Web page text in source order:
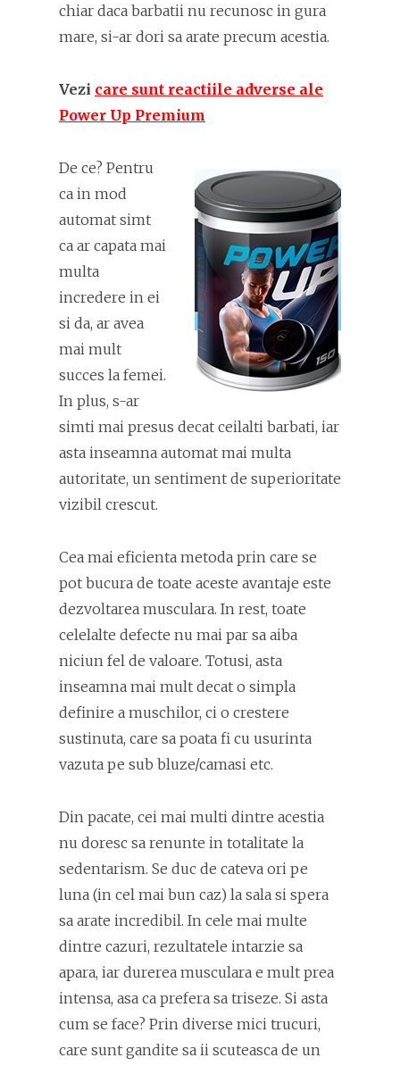
chiar daca barbatii nu recunosc in gura
mare, si-ar dori sa arate precum acestia.
Vezi care sunt reactiile adverse ale
Power Up Premium
De ce? Pentru
ca in mod
automat simt
ca ar capata mai
multa
incredere in ei
si da, ar avea
mai mult
succes la femei.
In plus, s-ar
simti mai presus decat ceilalti barbati, iar
asta inseamna automat mai multa
autoritate, un sentiment de superioritate
vizibil crescut.
Cea mai eficienta metoda prin care se
pot bucura de toate aceste avantaje este
dezvoltarea musculara. In rest, toate
celelalte defecte nu mai par sa aiba
niciun fel de valoare. Totusi, asta
inseamna mai mult decat o simpla
definire a muschilor, ci o crestere
sustinuta, care sa poata fi cu usurinta
vazuta pe sub bluze/camasi etc.
Din pacate, cei mai multi dintre acestia
nu doresc sa renunte in totalitate la
sedentarism. Se duc de cateva ori pe
luna (in cel mai bun caz) la sala si spera
sa arate incredibil. In cele mai multe
dintre cazuri, rezultatele intarzie sa
apara, iar durerea musculara e mult prea
intensa, asa ca prefera sa triseze. Si asta
cum se face? Prin diverse mici trucuri,
care sunt gandite sa ii scuteasca de un